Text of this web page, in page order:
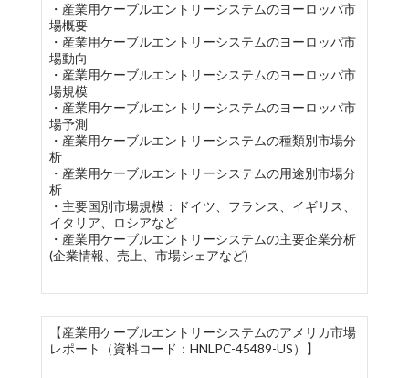
・産業用ケーブルエントリーシステムのヨーロッパ市
場概要
・産業用ケーブルエントリーシステムのヨーロッパ市
場動向
・産業用ケーブルエントリーシステムのヨーロッパ市
場規模
・産業用ケーブルエントリーシステムのヨーロッパ市
場予測
・産業用ケーブルエントリーシステムの種類別市場分
析
・産業用ケーブルエントリーシステムの用途別市場分
析
・主要国別市場規模：ドイツ、フランス、イギリス、
イタリア、ロシアなど
・産業用ケーブルエントリーシステムの主要企業分析
(企業情報、売上、市場シェアなど)
【産業用ケーブルエントリーシステムのアメリカ市場
レポート（資料コード：HNLPC-45489-US）】